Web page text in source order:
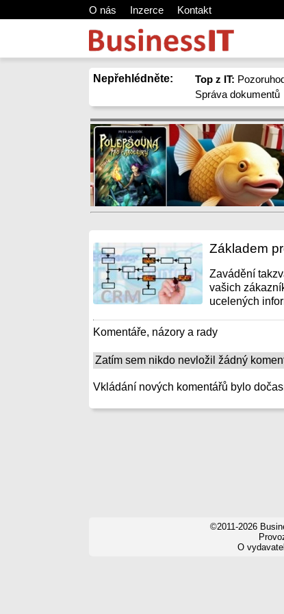
O nás Inzerce Kontakt
Nepřehlédněte: Top z IT:
Správa dokumentů
Základem
Zavádění
vašich
ucelených
Komentáře, názory a rady
Zatím sem nikdo nevložil žádný
Vkládání nových komentářů bylo
©2011-2026
O